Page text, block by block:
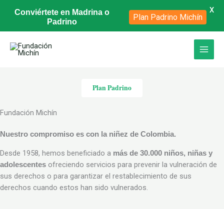
Plan Padrino
Fundación Michín
Nuestro compromiso es con la niñez de Colombia.
Desde 1958, hemos beneficiado a más de 30.000 niños, niñas y
adolescentes ofreciendo servicios para prevenir la vulneración de
sus derechos o para garantizar el restablecimiento de sus
derechos cuando estos han sido vulnerados.
Conviértete en Madrina o
Padrino
Plan Padrino Michín
X